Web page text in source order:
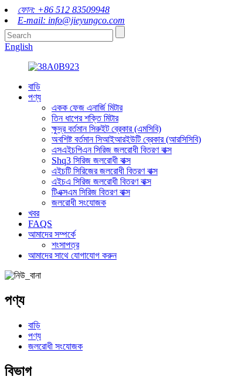
ফোন: +86 512 83509948
E-mail: info@jieyungco.com
English
বাড়ি
পণ্য
একক ফেজ এনার্জি মিটার
তিন ধাপের শক্তি মিটার
ক্ষুদ্র বর্তমান সিরুইট ব্রেকার (এমসিবি)
অবশিষ্ট বর্তমান সিআইআরইউটি ব্রেকার (আরসিসিবি)
এসএইচপিএন সিরিজ জলরোধী বিতরণ বাক্স
Shq3 সিরিজ জলরোধী বাক্স
এইচটি সিরিজের জলরোধী বিতরণ বাক্স
এইচএ সিরিজ জলরোধী বিতরণ বাক্স
টিএক্সএম সিরিজ বিতরণ বাক্স
জলরোধী সংযোজক
খবর
FAQS
আমাদের সম্পর্কে
শংসাপত্র
আমাদের সাথে যোগাযোগ করুন
পণ্য
বাড়ি
পণ্য
জলরোধী সংযোজক
বিভাগ